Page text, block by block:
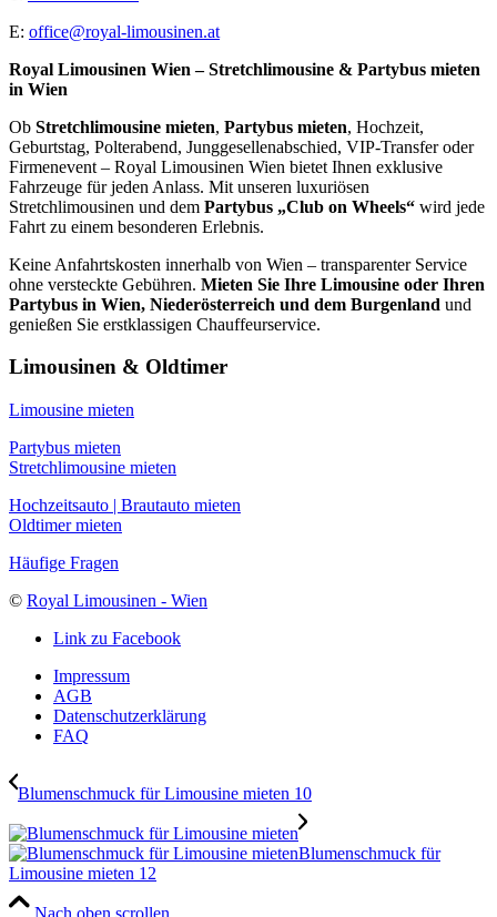
E: office@royal-limousinen.at
Royal Limousinen Wien – Stretchlimousine & Partybus mieten
in Wien
Ob Stretchlimousine mieten, Partybus mieten, Hochzeit,
Geburtstag, Polterabend, Junggesellenabschied, VIP-Transfer oder
Firmenevent – Royal Limousinen Wien bietet Ihnen exklusive
Fahrzeuge für jeden Anlass. Mit unseren luxuriösen
Stretchlimousinen und dem Partybus „Club on Wheels“ wird jede
Fahrt zu einem besonderen Erlebnis.
Keine Anfahrtskosten innerhalb von Wien – transparenter Service
ohne versteckte Gebühren. Mieten Sie Ihre Limousine oder Ihren
Partybus in Wien, Niederösterreich und dem Burgenland und
genießen Sie erstklassigen Chauffeurservice.
Limousinen & Oldtimer
Limousine mieten
Partybus mieten
Stretchlimousine mieten
Hochzeitsauto | Brautauto mieten
Oldtimer mieten
Häufige Fragen
© Royal Limousinen - Wien
Link zu Facebook
Impressum
AGB
Datenschutzerklärung
FAQ
Blumenschmuck für Limousine mieten 10
Blumenschmuck für
Limousine mieten 12
Nach oben scrollen